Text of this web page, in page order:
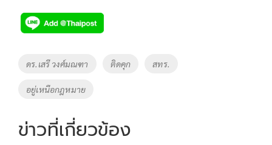
e
b
o
o
k
tt
er
p
y
Tags
ดร.เสรี วงศ์มณฑา ติดคุก สทร.
อยู่เหนือกฎหมาย
ข่าวที่เกี่ยวข้อง